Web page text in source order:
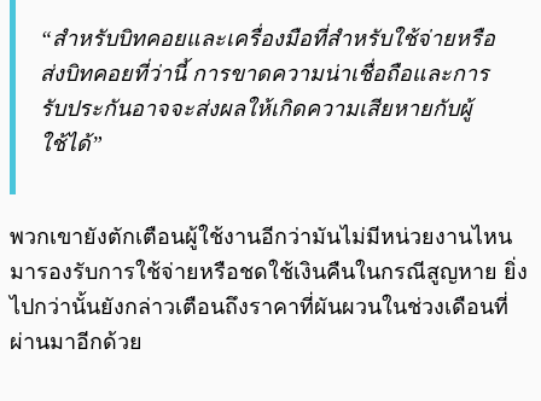
“สำหรับบิทคอยและเครื่องมือที่สำหรับใช้จ่ายหรือ
ส่งบิทคอยที่ว่านี้ การขาดความน่าเชื่อถือและการ
รับประกันอาจจะส่งผลให้เกิดความเสียหายกับผู้
ใช้ได้”
พวกเขายังตักเตือนผู้ใช้งานอีกว่ามันไม่มีหน่วยงานไหน
มารองรับการใช้จ่ายหรือชดใช้เงินคืนในกรณีสูญหาย ยิ่ง
ไปกว่านั้นยังกล่าวเตือนถึงราคาที่ผันผวนในช่วงเดือนที่
ผ่านมาอีกด้วย